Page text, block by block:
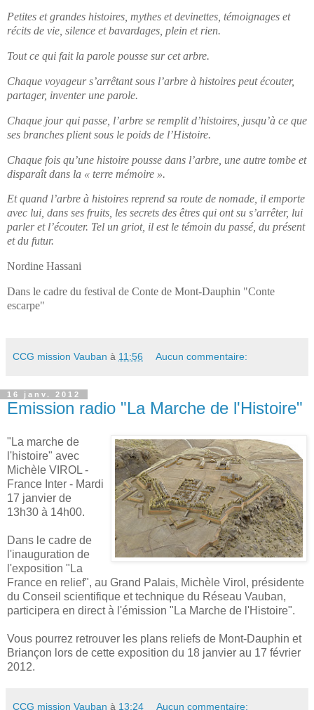
Petites et grandes histoires, mythes et devinettes, témoignages et
récits de vie, silence et bavardages, plein et rien.
Tout ce qui fait la parole pousse sur cet arbre.
Chaque voyageur s’arrêtant sous l’arbre à histoires peut écouter,
partager, inventer une parole.
Chaque jour qui passe, l’arbre se remplit d’histoires, jusqu’à ce que
ses branches plient sous le poids de l’Histoire.
Chaque fois qu’une histoire pousse dans l’arbre, une autre tombe et
disparaît dans la « terre mémoire ».
Et quand l’arbre à histoires reprend sa route de nomade, il emporte
avec lui, dans ses fruits, les secrets des êtres qui ont su s’arrêter, lui
parler et l’écouter. Tel un griot, il est le témoin du passé, du présent
et du futur.
Nordine Hassani
Dans le cadre du festival de Conte de Mont-Dauphin "Conte
escarpe"
CCG mission Vauban à 11:56 Aucun commentaire:
16 janv. 2012
Emission radio "La Marche de l'Histoire"
"La marche de
l'histoire" avec
Michèle VIROL -
France Inter - Mardi
17 janvier de
13h30 à 14h00.
Dans le cadre de
l'inauguration de
l'exposition "La
France en relief", au Grand Palais, Michèle Virol, présidente
du Conseil scientifique et technique du Réseau Vauban,
participera en direct à l'émission "La Marche de l'Histoire".
Vous pourrez retrouver les plans reliefs de Mont-Dauphin et
Briançon lors de cette exposition du 18 janvier au 17 février
2012.
CCG mission Vauban à 13:24 Aucun commentaire: